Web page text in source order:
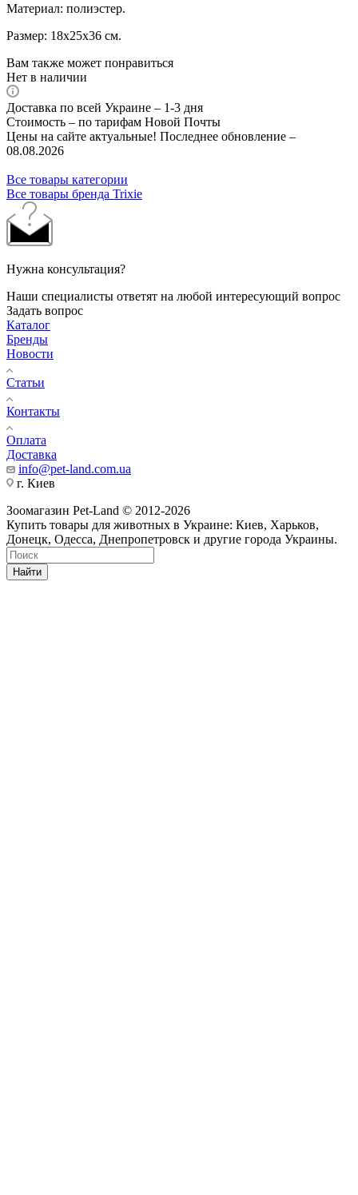
Материал: полиэстер.
Размер: 18х25х36 см.
Вам также может понравиться
Нет в наличии
Доставка по всей Украине – 1-3 дня
Стоимость – по тарифам Новой Почты
Цены на сайте актуальные! Последнее обновление –
08.08.2026
Все товары категории
Все товары бренда Trixie
Нужна консультация?
Наши специалисты ответят на любой интересующий вопрос
Задать вопрос
Каталог
Бренды
Новости
Статьи
Контакты
Оплата
Доставка
info@pet-land.com.ua
г. Киев
Зоомагазин Pet-Land © 2012-2026
Купить товары для животных в Украине: Киев, Харьков,
Донецк, Одесса, Днепропетровск и другие города Украины.
Найти